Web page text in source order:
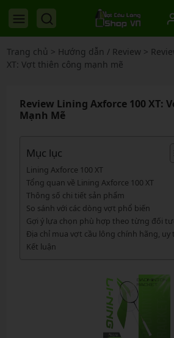
Trang chủ > Hướng dẫn / Review>
XT: Vợt thiên công mạnh mẽ
Review Lining Axforce 100 XT:
Mạnh Mẽ
Mục lục
Lining Axforce 100 XT
Tổng quan về Lining Axforce 100 XT
Thông số chi tiết sản phẩm
So sánh với các dòng vợt phổ biến
Gợi ý lựa chọn phù hợp theo từng đối
Địa chỉ mua vợt cầu lông chính hãng, uy
Kết luận